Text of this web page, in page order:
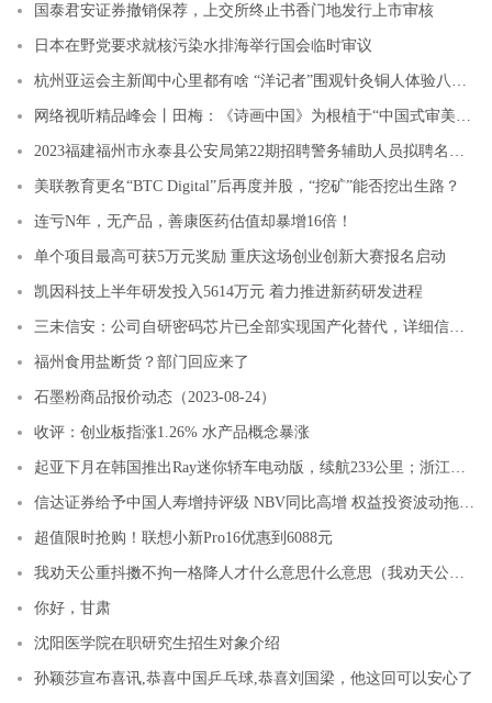
国泰君安证券撤销保荐，上交所终止书香门地发行上市审核
日本在野党要求就核污染水排海举行国会临时审议
美联教育更名“BTC Digital”后再度并股，“挖矿”能否挖出生路？
连亏N年，无产品，善康医药估值却暴增16倍！
单个项目最高可获5万元奖励 重庆这场创业创新大赛报名启动
凯因科技上半年研发投入5614万元 着力推进新药研发进程
福州食用盐断货？部门回应来了
石墨粉商品报价动态（2023-08-24）
收评：创业板指涨1.26% 水产品概念暴涨
超值限时抢购！联想小新Pro16优惠到6088元
你好，甘肃
沈阳医学院在职研究生招生对象介绍
孙颖莎宣布喜讯,恭喜中国乒乓球,恭喜刘国梁，他这回可以安心了